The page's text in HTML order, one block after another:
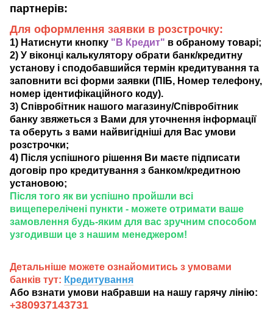
партнерів:
Для оформлення заявки в розстрочку:
1) Натиснути кнопку "В Кредит" в обраному товарі;
2) У віконці калькулятору обрати банк/кредитну
установу і сподобавшийся термін кредитування та
заповнити всі форми заявки (ПІБ, Номер телефону,
номер ідентифікаційного коду).
3) Співробітник нашого магазину/Співробітник
банку звяжеться з Вами для уточнення інформації
та оберуть з вами найвигідніші для Вас умови
розстрочки;
4) Після успішного рішення Ви маєте підписати
договір про кредитування з банком/кредитною
установою;
Після того як ви успішно пройшли всі
вищеперелічені пункти - можете отримати ваше
замовлення будь-яким для вас зручним способом
узгодивши це з нашим менеджером!
Детальніше можете ознайомитись з умовами
банків тут: Кредитування
Або взнати умови набравши на нашу гарячу лінію:
+380937143731